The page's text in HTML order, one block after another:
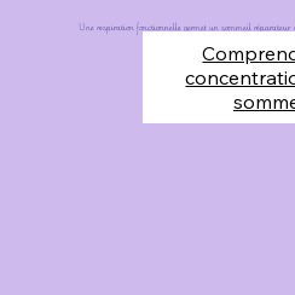
Une respiration fonctionnelle permet un sommeil réparateur